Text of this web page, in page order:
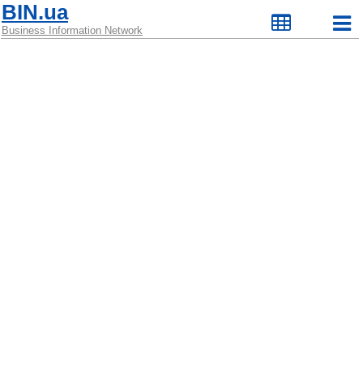
BIN.ua
Business Information Network